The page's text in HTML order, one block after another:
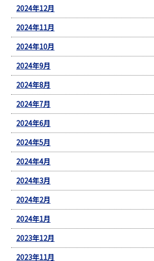
2024年12月
2024年11月
2024年10月
2024年9月
2024年8月
2024年7月
2024年6月
2024年5月
2024年4月
2024年3月
2024年2月
2024年1月
2023年12月
2023年11月